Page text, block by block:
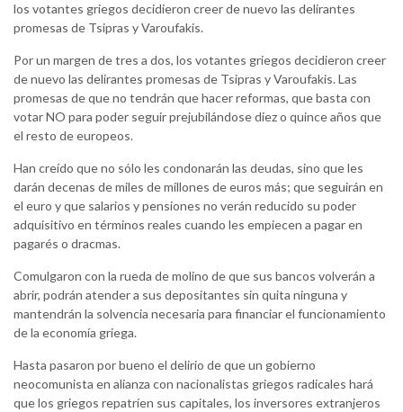
los votantes griegos decidieron creer de nuevo las delirantes
promesas de Tsipras y Varoufakis.
Por un margen de tres a dos, los votantes griegos decidieron creer
de nuevo las delirantes promesas de Tsipras y Varoufakis. Las
promesas de que no tendrán que hacer reformas, que basta con
votar NO para poder seguir prejubilándose diez o quince años que
el resto de europeos.
Han creído que no sólo les condonarán las deudas, sino que les
darán decenas de miles de millones de euros más; que seguirán en
el euro y que salarios y pensiones no verán reducido su poder
adquisitivo en términos reales cuando les empiecen a pagar en
pagarés o dracmas.
Comulgaron con la rueda de molino de que sus bancos volverán a
abrir, podrán atender a sus depositantes sin quita ninguna y
mantendrán la solvencia necesaria para financiar el funcionamiento
de la economía griega.
Hasta pasaron por bueno el delirio de que un gobierno
neocomunista en alianza con nacionalistas griegos radicales hará
que los griegos repatríen sus capitales, los inversores extranjeros